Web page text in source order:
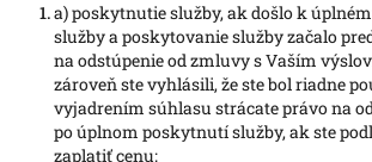
a)poskytnutie služby, ak došlo k
služby a poskytovanie služby začalo
na odstúpenie od zmluvy s Vaším
zároveň ste vyhlásili, že ste bol riadne
vyjadrením súhlasu strácate právo na
po úplnom poskytnutí služby, ak ste
zaplatiť cenu;